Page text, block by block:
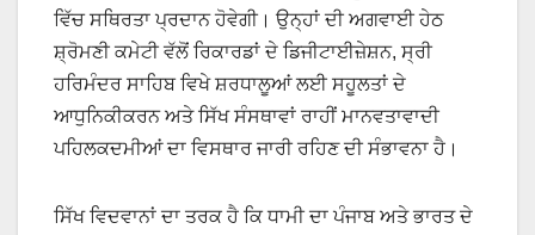
ਵਿੱਚ ਸਥਿਰਤਾ ਪ੍ਰਦਾਨ ਹੋਵੇਗੀ। ਉਨ੍ਹਾਂ ਦੀ ਅਗਵਾਈ ਹੇਠ
ਸ਼੍ਰੋਮਣੀ ਕਮੇਟੀ ਵੱਲੋਂ ਰਿਕਾਰਡਾਂ ਦੇ ਡਿਜੀਟਾਈਜ਼ੇਸ਼ਨ, ਸ੍ਰੀ
ਹਰਿਮੰਦਰ ਸਾਹਿਬ ਵਿਖੇ ਸ਼ਰਧਾਲੂਆਂ ਲਈ ਸਹੂਲਤਾਂ ਦੇ
ਆਧੁਨਿਕੀਕਰਨ ਅਤੇ ਸਿੱਖ ਸੰਸਥਾਵਾਂ ਰਾਹੀਂ ਮਾਨਵਤਾਵਾਦੀ
ਪਹਿਲਕਦਮੀਆਂ ਦਾ ਵਿਸਥਾਰ ਜਾਰੀ ਰਹਿਣ ਦੀ ਸੰਭਾਵਨਾ ਹੈ।
ਸਿੱਖ ਵਿਦਵਾਨਾਂ ਦਾ ਤਰਕ ਹੈ ਕਿ ਧਾਮੀ ਦਾ ਪੰਜਾਬ ਅਤੇ ਭਾਰਤ ਦੇ